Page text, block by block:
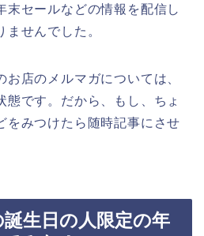
末セールなどの情報を配信し
せんでした。
店のメルマガについては、
態です。だから、もし、ちょ
をみつけたら随時記事にさせ
生日の人限定の年